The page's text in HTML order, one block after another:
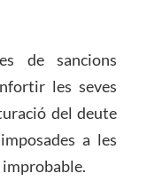
de sancions
les seves
del deute
a les
improbable.